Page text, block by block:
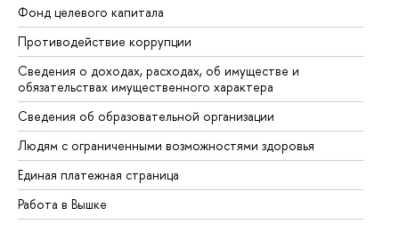
Фонд целевого капитала
Противодействие коррупции
Сведения о доходах, расходах, об имуществе и
обязательствах имущественного характера
Сведения об образовательной организации
Людям с ограниченными возможностями здоровья
Единая платежная страница
Работа в Вышке